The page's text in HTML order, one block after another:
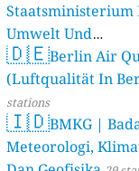
Staatsministerium
Umwelt Und
46 stations
🇩🇪Berlin Air
(Luftqualität In
stations
🇮🇩BMKG |
Meteorologi,